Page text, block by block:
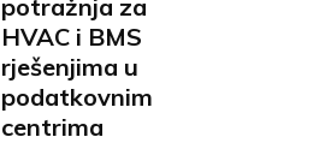
potražnja za
HVAC i BMS
rješenjima u
podatkovnim
centrima